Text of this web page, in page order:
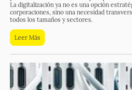
La digitalización ya no es una opción
corporaciones, sino una necesidad
todos los tamaños y sectores.
Leer Más